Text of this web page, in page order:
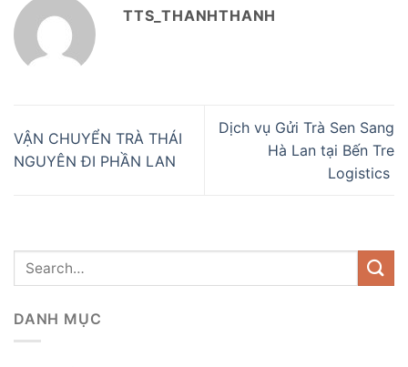
TTS_THANHTHANH
VẬN CHUYỂN TRÀ THÁI
NGUYÊN ĐI PHẦN LAN
Dịch vụ Gửi Trà Sen Sang
Hà Lan tại Bến Tre
Logistics
DANH MỤC